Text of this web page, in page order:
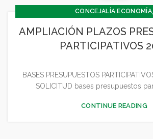
CONCEJALÍA ECONOMÍA,
CONCEJALÍA JUVENTUD INFANCIA Y
GENERAL ,JUVENTUD -
AMPLIACIÓN PLAZOS
PARTICIPATIVOS
BASES PRESUPUESTOS
SOLICITUD bases presupuestos
CONTINUE READING